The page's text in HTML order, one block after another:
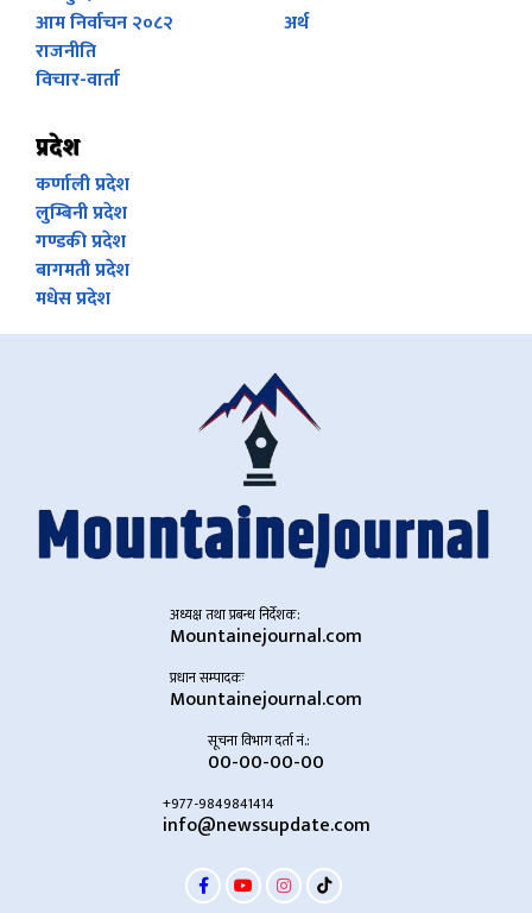
आम निर्वाचन २०८२
राजनीति
विचार-वार्ता
अर्थ
प्रदेश
कर्णाली प्रदेश
लुम्बिनी प्रदेश
गण्डकी प्रदेश
बागमती प्रदेश
मधेस प्रदेश
अध्यक्ष तथा प्रबन्ध निर्देशक:
Mountainejournal.com
प्रधान सम्पादकः
Mountainejournal.com
सूचना विभाग दर्ता नं.:
00-00-00-00
+977-9849841414
info@newssupdate.com